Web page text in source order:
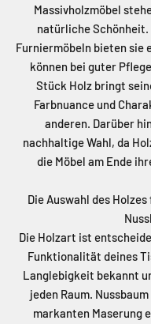
Massivholzmöbel
natürliche Schönheit.
Furniermöbeln bieten sie
können bei guter
Stück Holz bringt
Farbnuance und
anderen. Darüber
nachhaltige Wahl, da
die Möbel am Ende
Die Auswahl des
Die Holzart ist
Funktionalität deines
Langlebigkeit bekannt
jeden Raum.
markanten Maserung